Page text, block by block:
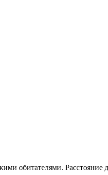
обитателями. Расстояние